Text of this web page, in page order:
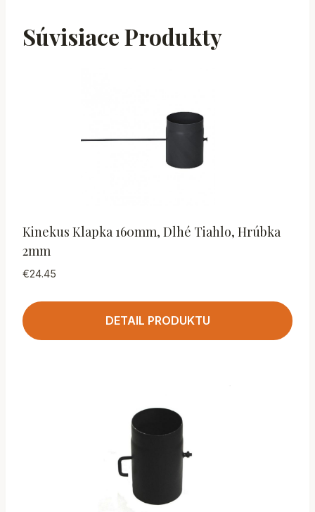
Súvisiace Produkty
Kinekus Klapka 160mm, Dlhé Tiahlo, Hrúbka
2mm
€24.45
DETAIL PRODUKTU